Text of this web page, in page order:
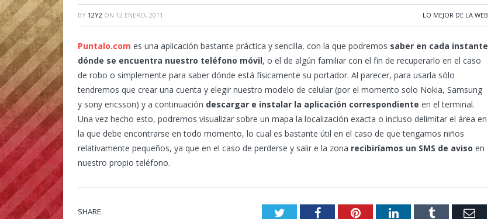
BY 12Y2 ON 12 ENERO, 2011 LO MEJOR DE LA WEB
Puntalo.com es una aplicación bastante práctica y sencilla, con la que podremos saber en cada instante
dónde se encuentra nuestro teléfono móvil, o el de algún familiar con el fin de recuperarlo en el caso
de robo o simplemente para saber dónde está físicamente su portador. Al parecer, para usarla sólo
tendremos que crear una cuenta y elegir nuestro modelo de celular (por el momento solo Nokia, Samsung
y sony ericsson) y a continuación descargar e instalar la aplicación correspondiente en el terminal.
Una vez hecho esto, podremos visualizar sobre un mapa la localización exacta o incluso delimitar el área en
la que debe encontrarse en todo momento, lo cual es bastante útil en el caso de que tengamos niños
relativamente pequeños, ya que en el caso de perderse y salir e la zona recibiríamos un SMS de aviso en
nuestro propio teléfono.
SHARE. TwitterFacebookPinterestLinkedInTumblr Email